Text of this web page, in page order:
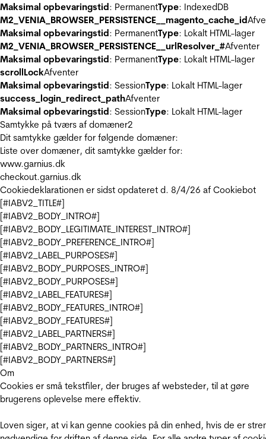
Maksimal opbevaringstid: PermanentType: IndexedDB
M2_VENIA_BROWSER_PERSISTENCE__magento_cache_id
Maksimal opbevaringstid: PermanentType: Lokalt HTML-lager
M2_VENIA_BROWSER_PERSISTENCE__urlResolver_#Afventer
Maksimal opbevaringstid: PermanentType: Lokalt HTML-lager
scrollLockAfventer
Maksimal opbevaringstid: SessionType: Lokalt HTML-lager
success_login_redirect_pathAfventer
Maksimal opbevaringstid: SessionType: Lokalt HTML-lager
Samtykke på tværs af domæner2
Dit samtykke gælder for følgende domæner:
Liste over domæner, dit samtykke gælder for:
www.garnius.dk
checkout.garnius.dk
Cookiedeklarationen er sidst opdateret d. 8/4/26 af Cookiebot
[#IABV2_TITLE#]
[#IABV2_BODY_INTRO#]
[#IABV2_BODY_LEGITIMATE_INTEREST_INTRO#]
[#IABV2_BODY_PREFERENCE_INTRO#]
[#IABV2_LABEL_PURPOSES#]
[#IABV2_BODY_PURPOSES_INTRO#]
[#IABV2_BODY_PURPOSES#]
[#IABV2_LABEL_FEATURES#]
[#IABV2_BODY_FEATURES_INTRO#]
[#IABV2_BODY_FEATURES#]
[#IABV2_LABEL_PARTNERS#]
[#IABV2_BODY_PARTNERS_INTRO#]
[#IABV2_BODY_PARTNERS#]
Om
Cookies er små tekstfiler, der bruges af websteder, til at gøre
brugerens oplevelse mere effektiv.
Loven siger, at vi kan genne cookies på din enhed, hvis de er